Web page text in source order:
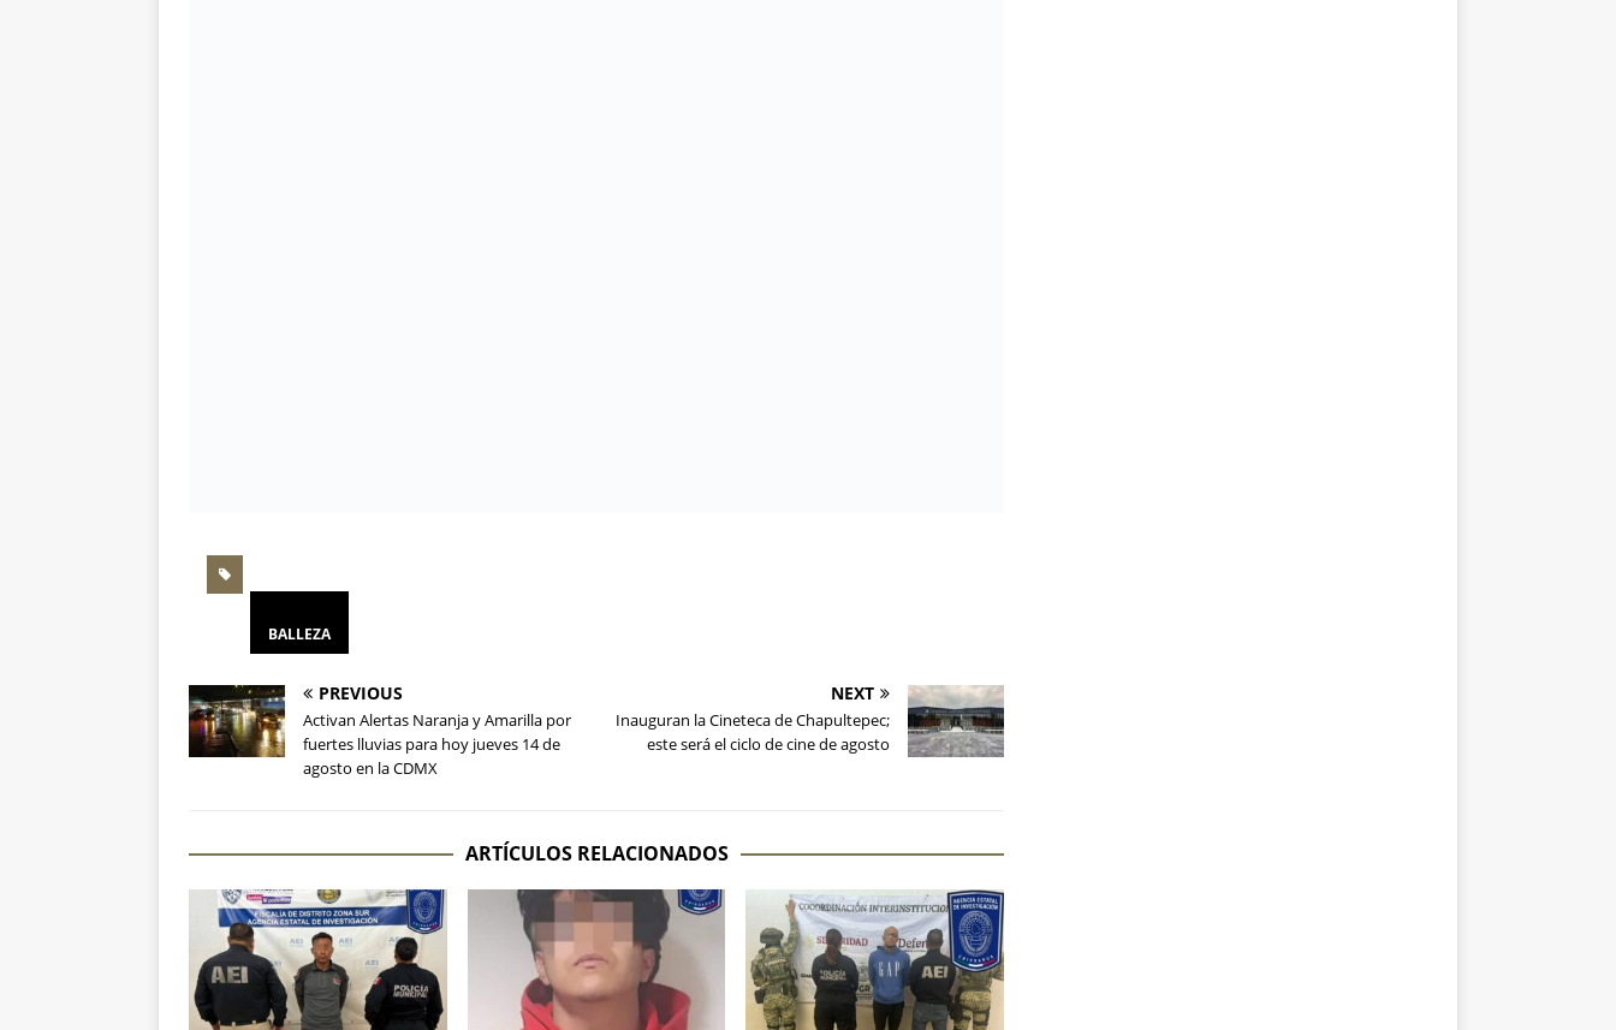
BALLEZA
PREVIOUS
Activan Alertas Naranja y Amarilla por
fuertes lluvias para hoy jueves 14 de
agosto en la CDMX
NEXT
Inauguran la Cineteca de Chapultepec;
este será el ciclo de cine de agosto
ARTÍCULOS RELACIONADOS